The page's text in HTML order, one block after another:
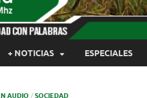
+ NOTICIAS ESPECIALES
AUDIO / SOCIEDAD